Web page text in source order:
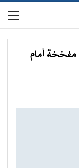
مفخخة أمام